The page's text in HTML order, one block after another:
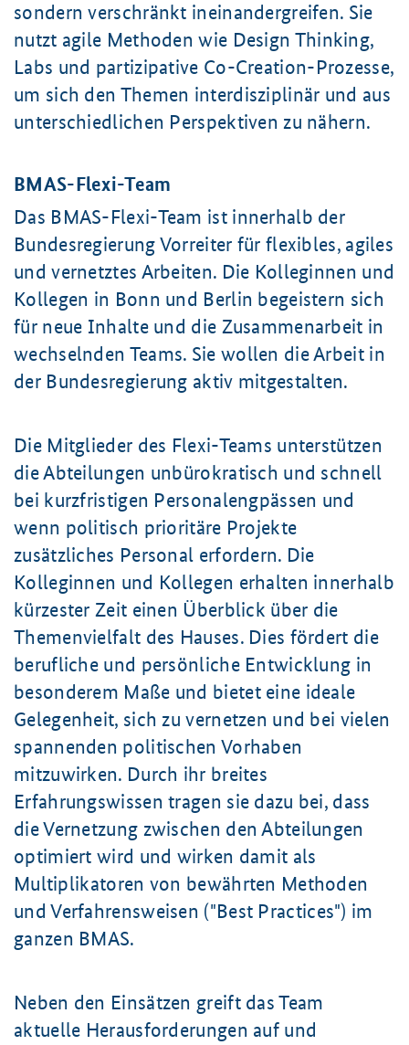
sondern verschränkt ineinandergreifen. Sie
nutzt agile Methoden wie Design Thinking,
Labs und partizipative Co-Creation-Prozesse,
um sich den Themen interdisziplinär und aus
unterschiedlichen Perspektiven zu nähern.
BMAS-Flexi-Team
Das BMAS-Flexi-Team ist innerhalb der
Bundesregierung Vorreiter für flexibles, agiles
und vernetztes Arbeiten. Die Kolleginnen und
Kollegen in Bonn und Berlin begeistern sich
für neue Inhalte und die Zusammenarbeit in
wechselnden Teams. Sie wollen die Arbeit in
der Bundesregierung aktiv mitgestalten.
Die Mitglieder des Flexi-Teams unterstützen
die Abteilungen unbürokratisch und schnell
bei kurzfristigen Personalengpässen und
wenn politisch prioritäre Projekte
zusätzliches Personal erfordern. Die
Kolleginnen und Kollegen erhalten innerhalb
kürzester Zeit einen Überblick über die
Themenvielfalt des Hauses. Dies fördert die
berufliche und persönliche Entwicklung in
besonderem Maße und bietet eine ideale
Gelegenheit, sich zu vernetzen und bei vielen
spannenden politischen Vorhaben
mitzuwirken. Durch ihr breites
Erfahrungswissen tragen sie dazu bei, dass
die Vernetzung zwischen den Abteilungen
optimiert wird und wirken damit als
Multiplikatoren von bewährten Methoden
und Verfahrensweisen ("Best Practices") im
ganzen BMAS.
Neben den Einsätzen greift das Team
aktuelle Herausforderungen auf und